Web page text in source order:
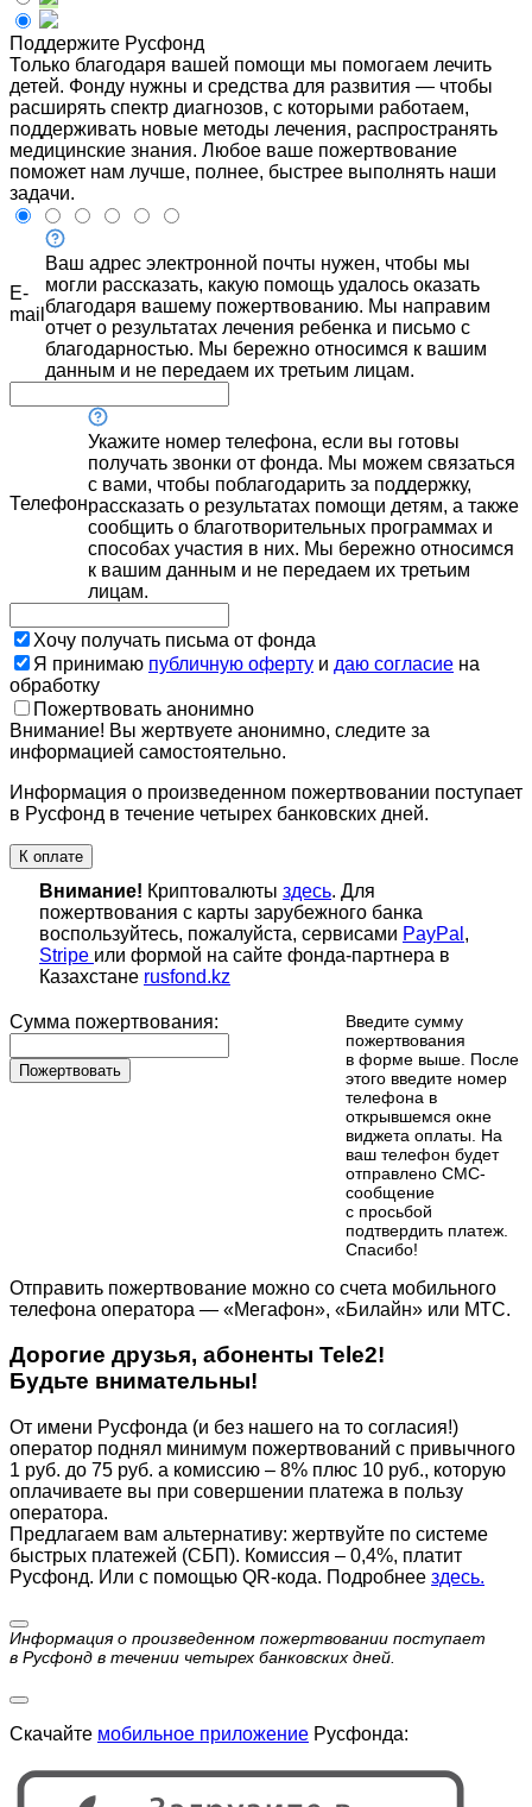
Поддержите Русфонд
Только благодаря вашей помощи мы помогаем лечить
детей. Фонду нужны и средства для развития — чтобы
расширять спектр диагнозов, с которыми работаем,
поддерживать новые методы лечения, распространять
медицинские знания. Любое ваше пожертвование
поможет нам лучше, полнее, быстрее выполнять наши
задачи.
E-
mail
Ваш адрес электронной почты нужен, чтобы мы
могли рассказать, какую помощь удалось оказать
благодаря вашему пожертвованию. Мы направим
отчет о результатах лечения ребенка и письмо с
благодарностью. Мы бережно относимся к вашим
данным и не передаем их третьим лицам.
Телефон
Укажите номер телефона, если вы готовы
получать звонки от фонда. Мы можем связаться
с вами, чтобы поблагодарить за поддержку,
рассказать о результатах помощи детям, а также
сообщить о благотворительных программах и
способах участия в них. Мы бережно относимся
к вашим данным и не передаем их третьим
лицам.
Хочу получать письма от фонда
Я принимаю публичную оферту и даю согласие на
обработку
Пожертвовать анонимно
Внимание! Вы жертвуете анонимно, следите за
информацией самостоятельно.
Информация о произведенном пожертвовании поступает
в Русфонд в течение четырех банковских дней.
К оплате
Внимание! Криптовалюты здесь. Для
пожертвования с карты зарубежного банка
воспользуйтесь, пожалуйста, сервисами PayPal ,
Stripe или формой на сайте фонда-партнера в
Казахстане rusfond.kz
Сумма пожертвования:
Пожертвовать
Введите сумму
пожертвования
в форме выше. После
этого введите номер
телефона в
открывшемся окне
виджета оплаты. На
ваш телефон будет
отправлено СМС-
сообщение
с просьбой
подтвердить платеж.
Cпасибо!
Отправить пожертвование можно со счета мобильного
телефона оператора — «Мегафон», «Билайн» или МТС.
Дорогие друзья, абоненты Tele2!
Будьте внимательны!
От имени Русфонда (и без нашего на то согласия!)
оператор поднял минимум пожертвований с привычного
1 руб. до 75 руб. а комиссию – 8% плюс 10 руб., которую
оплачиваете вы при совершении платежа в пользу
оператора.
Предлагаем вам альтернативу: жертвуйте по cистеме
быстрых платежей (СБП). Комиссия – 0,4%, платит
Русфонд. Или с помощью QR-кода. Подробнее здесь.
Информация о произведенном пожертвовании поступает
в Русфонд в течении четырех банковских дней.
Скачайте мобильное приложение Русфонда: